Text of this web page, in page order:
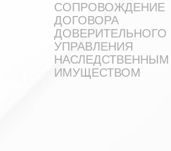
СОПРОВОЖДЕНИЕ
ДОГОВОРА
ДОВЕРИТЕЛЬНОГО
УПРАВЛЕНИЯ
НАСЛЕДСТВЕННЫМ
ИМУЩЕСТВОМ